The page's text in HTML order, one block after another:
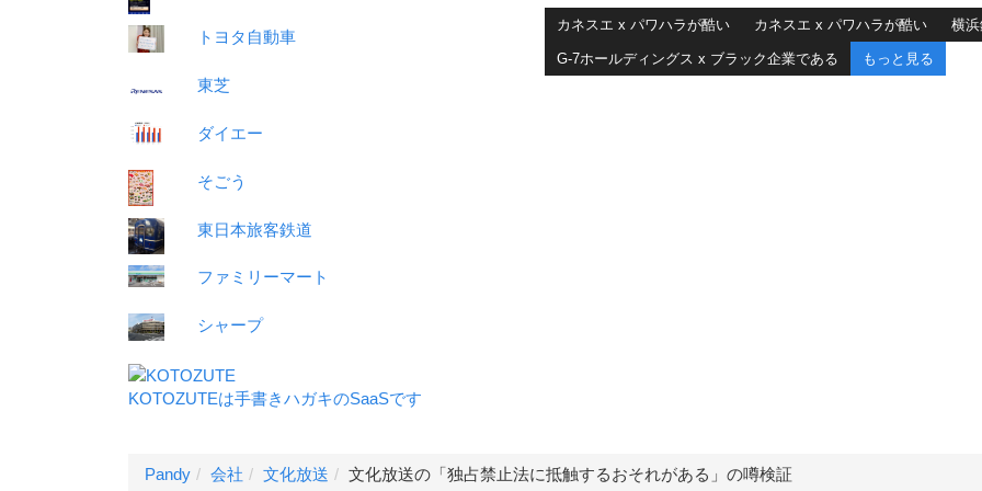
トヨタ自動車
東芝
ダイエー
そごう
東日本旅客鉄道
ファミリーマート
シャープ
KOTOZUTEは手書きハガキのSaaSです
カネスエ x パワハラが酷い カネスエ x パワハラが酷い 横
G-7ホールディングス x ブラック企業である もっと見る
Pandy 会社 文化放送 文化放送の「独占禁止法に抵触するおそれがある」の噂検証